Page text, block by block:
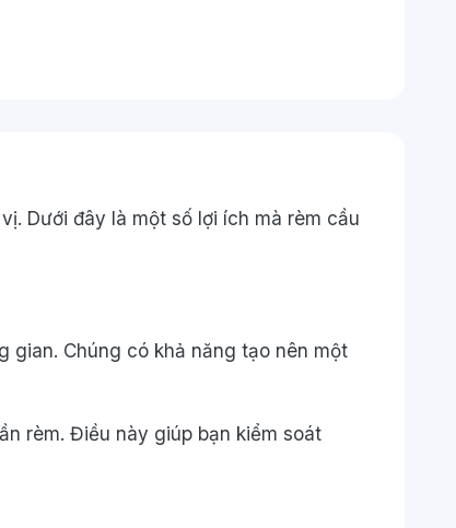
Dưới đây là một số lợi ích mà rèm cầu
gian. Chúng có khả năng tạo nên một
rèm. Điều này giúp bạn kiểm soát